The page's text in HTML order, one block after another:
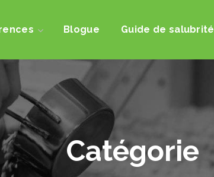
Blogue Guide de salubrité
Catégorie